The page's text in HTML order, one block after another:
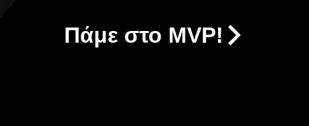
Πάμε στο MVP!